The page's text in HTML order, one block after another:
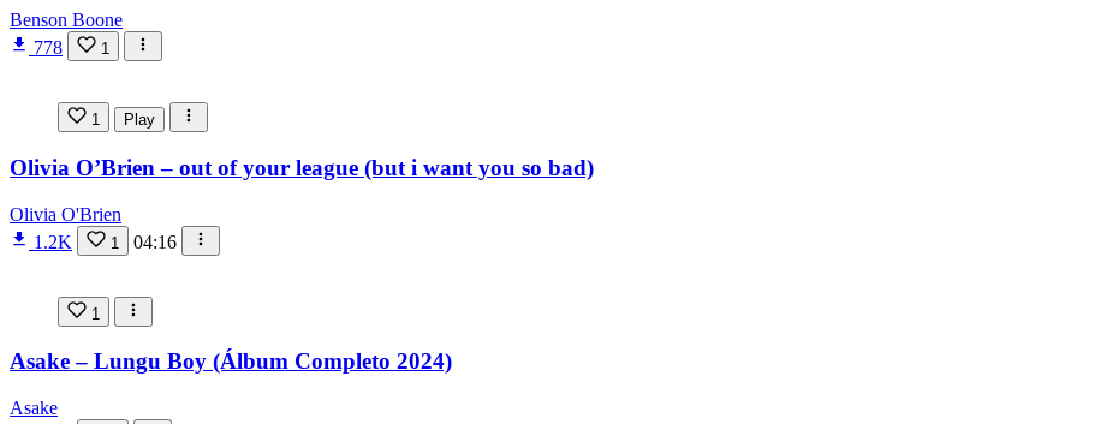
Benson Boone
778
1
1 Play
Olivia O’Brien – out of your league (but i want you so bad)
Olivia O'Brien
1.2K
1 04:16
1
Asake – Lungu Boy (Álbum Completo 2024)
Asake